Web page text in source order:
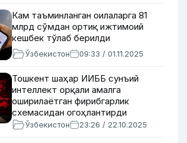
Кам таъминланган оилаларга 81
млрд сўмдан ортиқ ижтимоий
кешбек тўлаб берилди
Ўзбекистон 09:33 / 01.11.2025
Тошкент шаҳар ИИББ сунъий
интеллект орқали амалга
оширилаётган фирибгарлик
схемасидан огоҳлантирди
Ўзбекистон 23:26 / 22.10.2025